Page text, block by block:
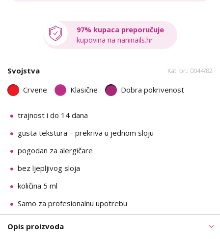
97% kupaca preporučuje
kupovina na naninails.hr
Svojstva Kat. br.: 0044/82
Crvene Klasične Dobra pokrivenost
trajnost i do 14 dana
gusta tekstura – prekriva u jednom sloju
pogodan za alergičare
bez ljepljivog sloja
količina 5 ml
Samo za profesionalnu upotrebu
Opis proizvoda